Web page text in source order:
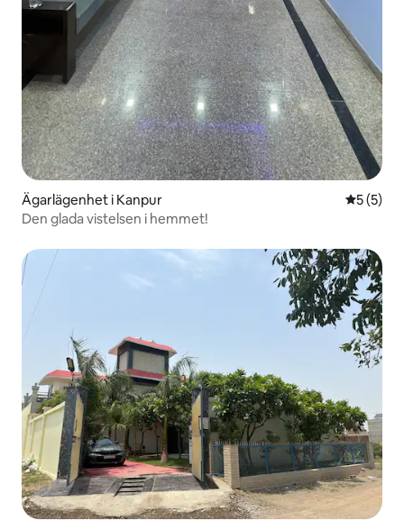
Ägarlägenhet i Kanpur 5 av 5 i
5 (5)
Den glada vistelsen i hemmet!